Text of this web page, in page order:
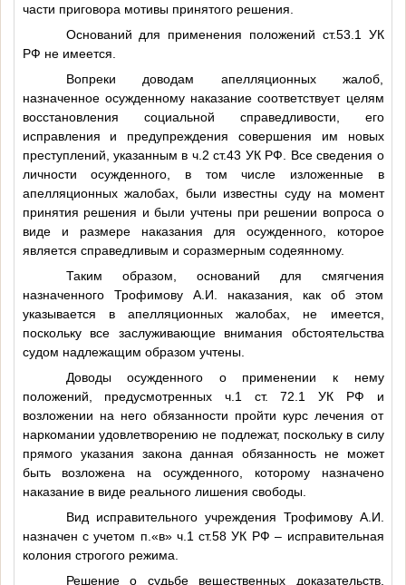
части приговора мотивы принятого решения.
Оснований для применения положений ст.53.1 УК
РФ не имеется.
Вопреки доводам апелляционных жалоб,
назначенное осужденному наказание соответствует целям
восстановления социальной справедливости, его
исправления и предупреждения совершения им новых
преступлений, указанным в ч.2 ст.43 УК РФ. Все сведения о
личности осужденного, в том числе изложенные в
апелляционных жалобах, были известны суду на момент
принятия решения и были учтены при решении вопроса о
виде и размере наказания для осужденного, которое
является справедливым и соразмерным содеянному.
Таким образом, оснований для смягчения
назначенного Трофимову А.И. наказания, как об этом
указывается в апелляционных жалобах, не имеется,
поскольку все заслуживающие внимания обстоятельства
судом надлежащим образом учтены.
Доводы осужденного о применении к нему
положений, предусмотренных ч.1 ст. 72.1 УК РФ и
возложении на него обязанности пройти курс лечения от
наркомании удовлетворению не подлежат, поскольку в силу
прямого указания закона данная обязанность не может
быть возложена на осужденного, которому назначено
наказание в виде реального лишения свободы.
Вид исправительного учреждения Трофимову А.И.
назначен с учетом п.«в» ч.1 ст.58 УК РФ – исправительная
колония строгого режима.
Решение о судьбе вещественных доказательств,